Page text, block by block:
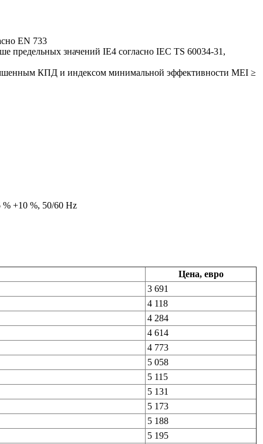
EN 733
предельных значений IE4 согласно IEC TS 60034-31,
КПД и индексом минимальной эффективности MEI ≥
+10 %, 50/60 Hz
Цена, евро
3 691
4 118
4 284
4 614
4 773
5 058
5 115
5 131
5 173
5 188
5 195